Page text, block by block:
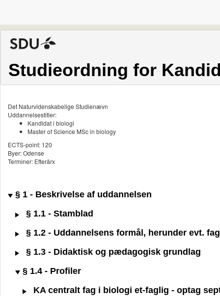
Studieordning for
Det Naturvidenskabelige Studienævn
Uddannelsestitler:
Kandidat i biologi
Master of Science MSc in biology
ECTS-point: 120
Byer: Odense
Terminer: Efterårx
§ 1 - Beskrivelse af uddannelsen
§ 1.1 - Stamblad
§ 1.2 - Uddannelsens formål, herunder evt.
§ 1.3 - Didaktisk og pædagogisk grundlag
§ 1.4 - Profiler
KA centralt fag i biologi et-faglig - optag